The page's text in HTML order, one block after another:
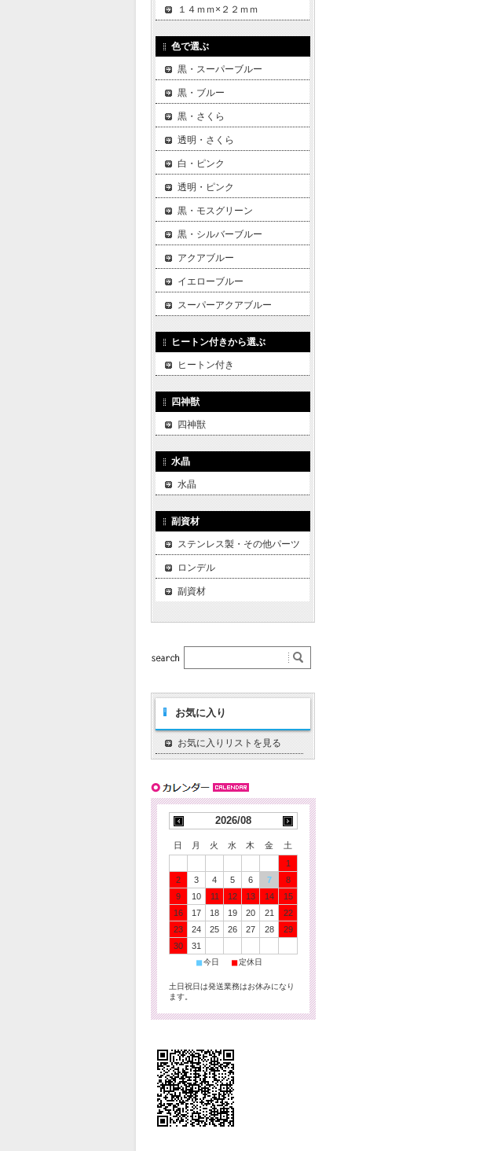
１４ｍｍ×２２ｍｍ
色で選ぶ
黒・スーパーブルー
黒・ブルー
黒・さくら
透明・さくら
白・ピンク
透明・ピンク
黒・モスグリーン
黒・シルバーブルー
アクアブルー
イエローブルー
スーパーアクアブルー
ヒートン付きから選ぶ
ヒートン付き
四神獣
四神獣
水晶
水晶
副資材
ステンレス製・その他パーツ
ロンデル
副資材
お気に入り
お気に入りリストを見る
2026/08
日 月 火 水 木 金
土
1
2
3 4 5 6 7
8
9
10 11 12 13 14
15
16
17 18 19 20 21
22
23
24 25 26 27 28
29
30
31
■今日 ■定休日
土日祝日は発送業務はお休みになり
ます。